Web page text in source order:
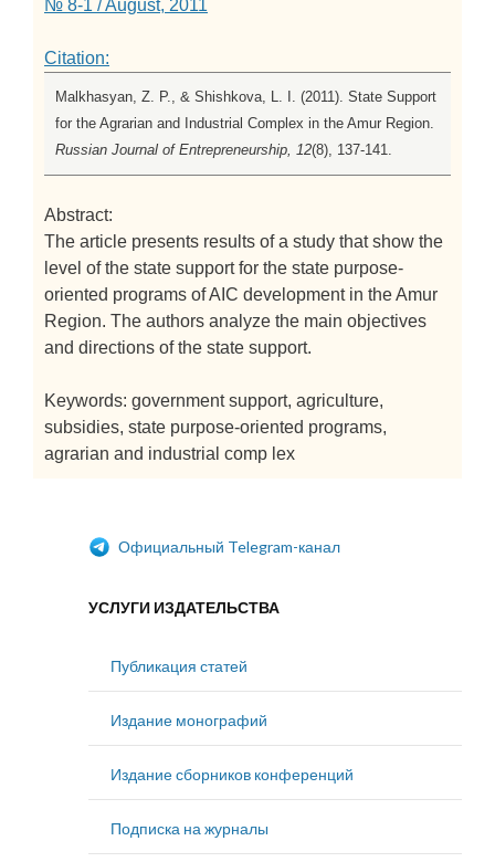
№ 8-1 / August, 2011
Citation:
Malkhasyan, Z. P., & Shishkova, L. I. (2011). State Support
for the Agrarian and Industrial Complex in the Amur Region.
Russian Journal of Entrepreneurship, 12(8), 137-141.
Abstract:
The article presents results of a study that show the
level of the state support for the state purpose-
oriented programs of AIC development in the Amur
Region. The authors analyze the main objectives
and directions of the state support.
Keywords: government support, agriculture,
subsidies, state purpose-oriented programs,
agrarian and industrial comp lex
Официальный Telegram-канал
УСЛУГИ ИЗДАТЕЛЬСТВА
Публикация статей
Издание монографий
Издание сборников конференций
Подписка на журналы